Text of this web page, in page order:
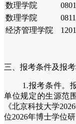
数理学院
数理学院
经济管理学院
三 、报考条件及报
1.报考条件。
单位规定的生源范
《北京科技大学
位2026年博士学位